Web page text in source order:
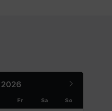
2026
Fr Sa So